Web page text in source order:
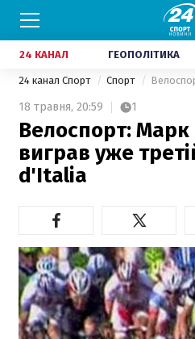
24 КАНАЛ ГЕОПОЛІТИКА
24 канал Спорт Спорт
18 травня, 20:59 1
Велоспорт:
виграв уже
d'Italia